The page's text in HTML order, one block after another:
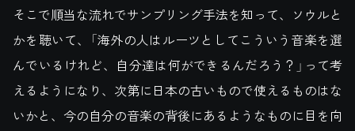
そこで順当な流れでサンプリング手法を知って、ソウルと
かを聴いて、「海外の人はルーツとしてこういう音楽を選
んでいるけれど、自分達は何ができるんだろう？」って考
えるようになり、次第に日本の古いもので使えるものはな
いかと、今の自分の音楽の背後にあるようなものに目を向